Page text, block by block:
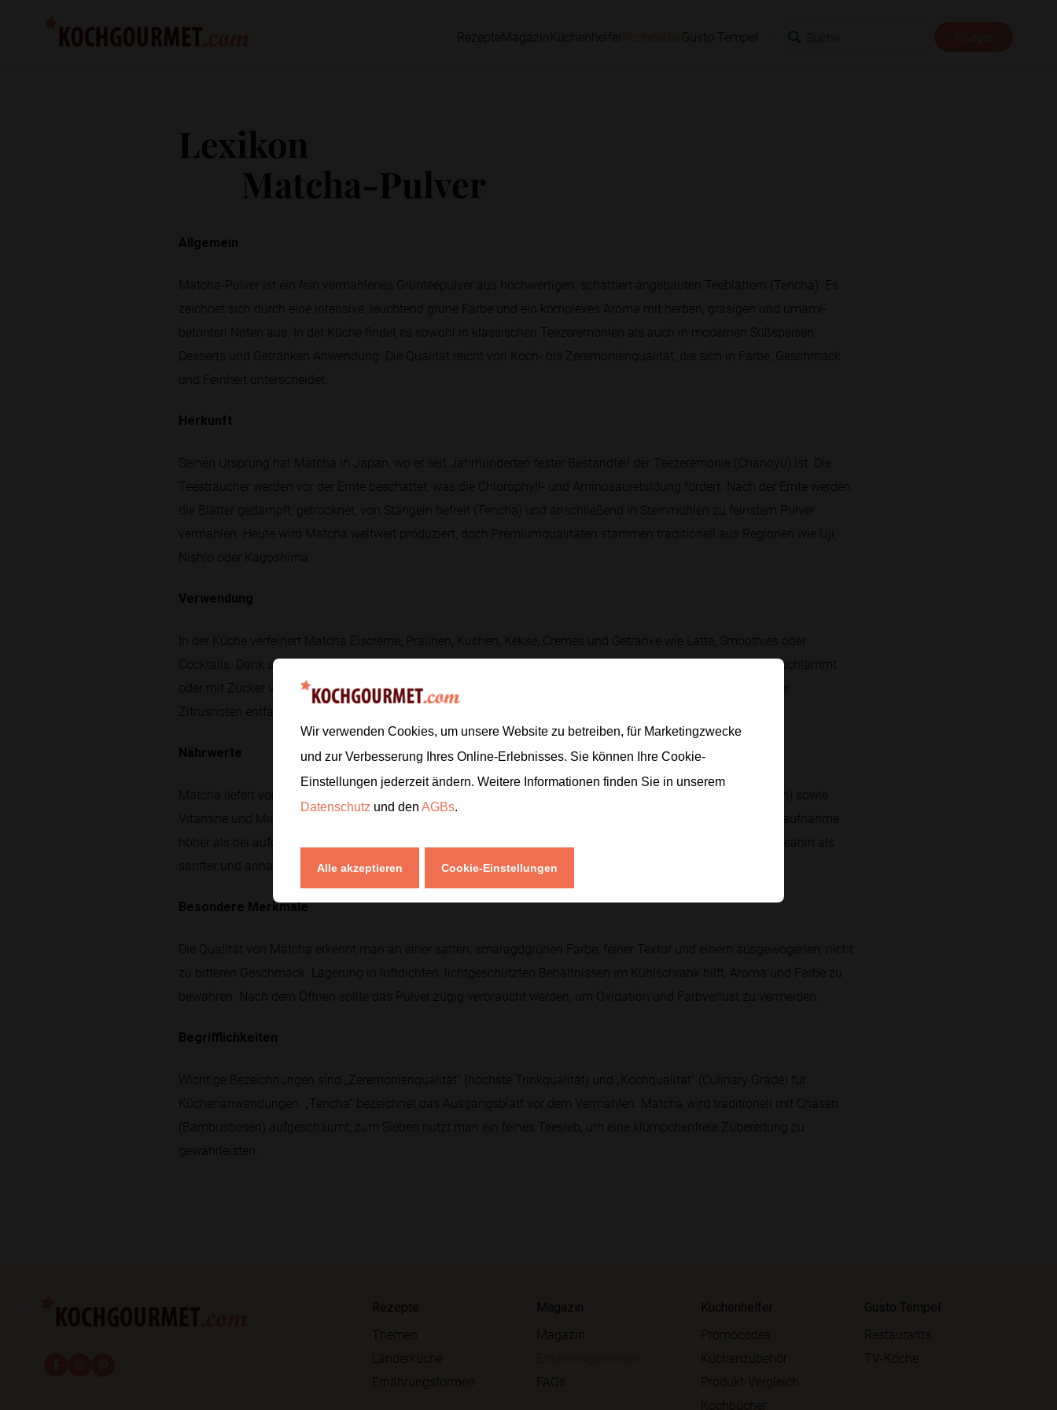
RezepteMagazin Küchenhelfer Gusto Tempel
Lexikon
Matcha-Pulver
Allgemein
Matcha-Pulver ist ein fein vermahlenes Grünteepulver aus hochwertigen, schattiert angebauten Teeblättern (Tencha). Es
zeichnet sich durch eine intensive, leuchtend grüne Farbe und ein komplexes Aroma mit herben, grasigen und umami-
betonten Noten aus. In der Küche findet es sowohl in klassischen Teezeremonien als auch in modernen Süßspeisen,
Desserts und Getränken Anwendung. Die Qualität reicht von Koch- bis Zeremonienqualität, die sich in Farbe, Geschmack
und Feinheit unterscheidet.
Herkunft
Seinen Ursprung hat Matcha in Japan, wo er seit Jahrhunderten fester Bestandteil der Teezeremonie (Chanoyu) ist. Die
Teesträucher werden vor der Ernte beschattet, was die Chlorophyll- und Aminosäurebildung fördert. Nach der Ernte werden
die Blätter gedämpft, getrocknet, von Stängeln befreit (Tencha) und anschließend in Steinmühlen zu feinstem Pulver
vermahlen. Heute wird Matcha weltweit produziert, doch Premiumqualitäten stammen traditionell aus Regionen wie Uji,
Nishio oder Kagoshima.
Verwendung
In der Küche verfeinert Matcha Eiscreme, Pralinen, Kuchen, Kekse, Cremes und Getränke wie Latte, Smoothies oder
Cocktails. Dank seines intensiven Aromas genügt meist eine kleine Menge; es wird häufig in Flüssigkeit aufgeschlämmt
oder mit Zucker vermischt, um Klümpchen zu vermeiden. In Kombination mit weißer Schokolade, Kirschen oder
Zitrusnoten entfaltet sich sein charakteristischer Geschmack besonders harmonisch.
Nährwerte
Matcha liefert von Natur aus Antioxidantien (insbesondere Catechine wie EGCG), Aminosäuren (u. a. L-Theanin) sowie
Vitamine und Mineralstoffe aus dem Teeblatt. Da beim Matcha das ganze Blatt verzehrt wird, ist die Nährstoffaufnahme
höher als bei aufgegossenem Grüntee. Zudem enthält Matcha natürliches Koffein, dessen Wirkung durch L-Theanin als
sanfter und anhaltender empfunden wird.
Besondere Merkmale
Die Qualität von Matcha erkennt man an einer satten, smaragdgrünen Farbe, feiner Textur und einem ausgewogenen, nicht
zu bitteren Geschmack. Lagerung in luftdichten, lichtgeschützten Behältnissen im Kühlschrank hilft, Aroma und Farbe zu
bewahren. Nach dem Öffnen sollte das Pulver zügig verbraucht werden, um Oxidation und Farbverlust zu vermeiden.
Begrifflichkeiten
Wichtige Bezeichnungen sind „Zeremonienqualität“ (höchste Trinkqualität) und „Kochqualität“ (Culinary Grade) für
Küchenanwendungen. „Tencha“ bezeichnet das Ausgangsblatt vor dem Vermahlen. Matcha wird traditionell mit Chasen
(Bambusbesen) aufgeschäumt; zum Sieben nutzt man ein feines Teesieb, um eine klümpchenfreie Zubereitung zu
gewährleisten.
Rezepte
Themen
Länderküche
Ernährungsformen
Magazin
Magazin
FAQs
Küchenhelfer
Promocodes
Küchenzubehör
Produkt-Vergleich
Kochbücher
Gusto Tempel
Restaurants
TV-Köche
Wir verwenden Cookies, um unsere Website zu betreiben, für Marketingzwecke
und zur Verbesserung Ihres Online-Erlebnisses. Sie können Ihre Cookie-
Einstellungen jederzeit ändern. Weitere Informationen finden Sie in unserem
Datenschutz und den AGBs.
Alle akzeptieren Cookie-Einstellungen